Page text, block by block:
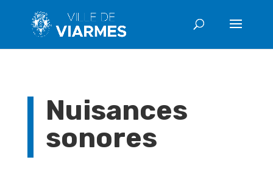
Nuisances
sonores